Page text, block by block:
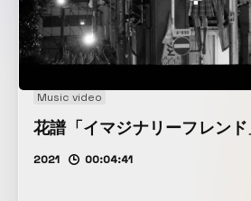
Music video
花譜「イマジナリーフレンド
2021 00:04:41